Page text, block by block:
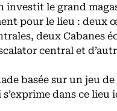
investit le grand
pour le lieu : deux
deux Cabanes
central et
basée sur un jeu
dans ce lieu